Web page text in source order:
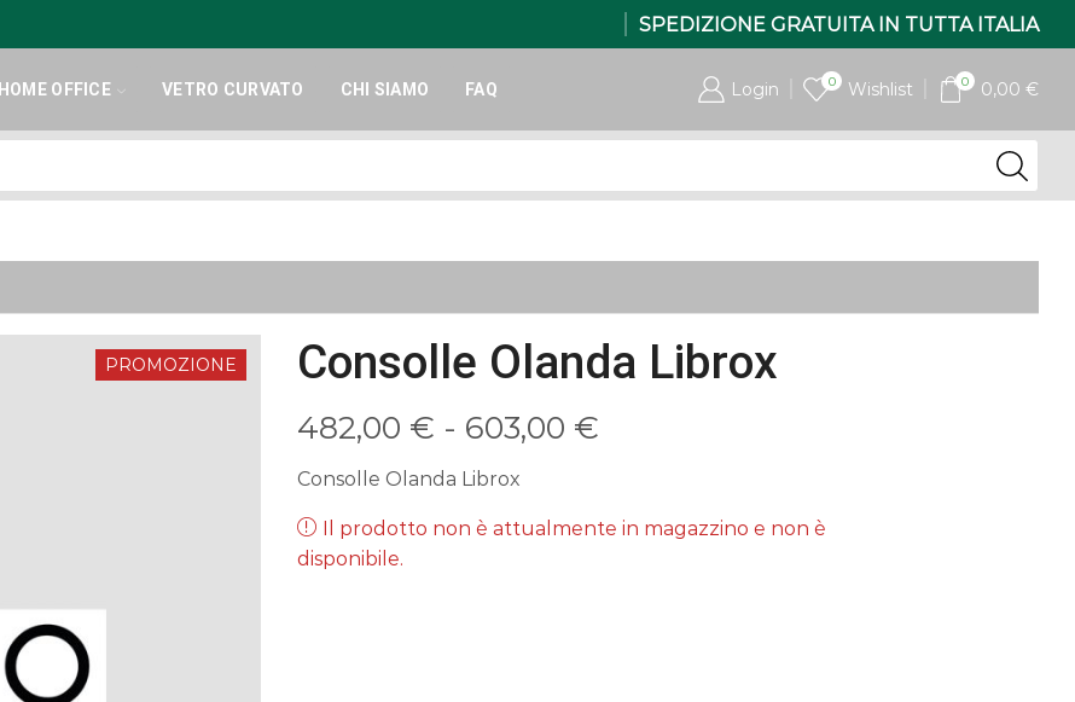
SPEDIZIONE GRATUITA IN TUTTA ITALIA
HOME OFFICE VETRO CURVATO CHI SIAMO FAQ Login 0 Wishlist 0 0,00 €
input
PROMOZIONE Consolle Olanda Librox
482,00 € - 603,00 €
prezzo:
Consolle Olanda Librox
Il prodotto non è attualmente in magazzino e non è
disponibile.